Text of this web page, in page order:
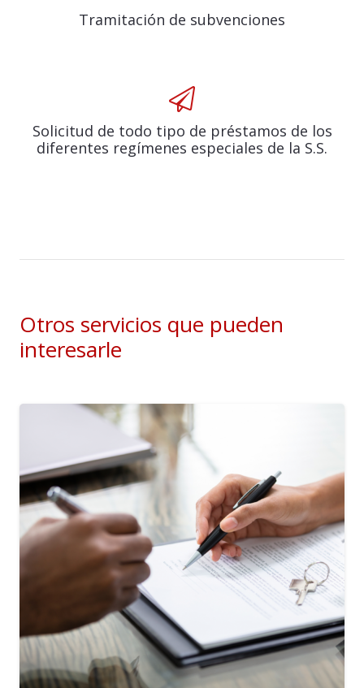
Tramitación de subvenciones
Solicitud de todo tipo de préstamos de los
diferentes regímenes especiales de la S.S.
Otros servicios que pueden
interesarle